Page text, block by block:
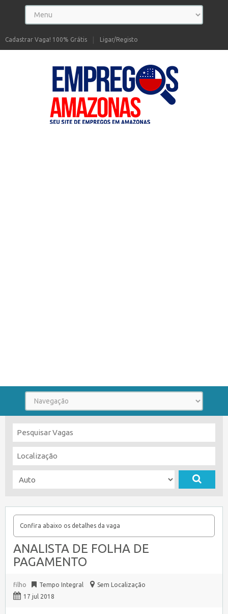
Ligar/Registo
Cadastrar Vaga! 100% Grátis
Confira abaixo os detalhes da vaga
ANALISTA DE FOLHA DE
PAGAMENTO
filho Tempo Integral
Sem Localização
17 jul 2018